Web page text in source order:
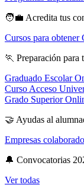
🧑‍💼 Acredita tus
Cursos para obtener
🏃 Preparación para
Graduado Escolar
Curso Acceso
Grado Superior
🤝 Ayudas al
Empresas
🔔 Convocatorias
Ver todas